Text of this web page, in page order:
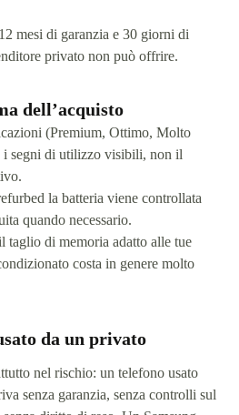
mesi di garanzia e 30 giorni di
privato non può offrire.
dell’acquisto
(Premium, Ottimo, Molto
i segni di utilizzo visibili, non il
la batteria viene controllata
quando necessario.
taglio di memoria adatto alle tue
costa in genere molto
da un privato
nel rischio: un telefono usato
senza garanzia, senza controlli sul